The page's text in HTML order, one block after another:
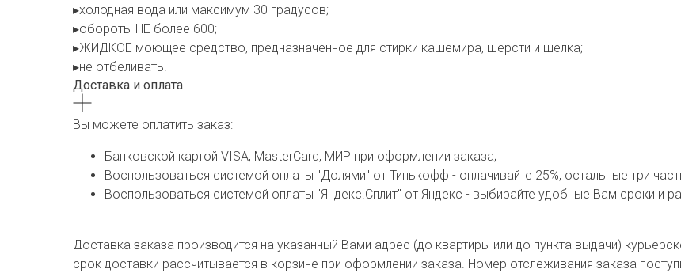
▸холодная вода или максимум 30 градусов;
▸обороты НЕ более 600;
▸ЖИДКОЕ моющее средство, предназначенное для стирки кашемира, шерсти и шелка;
▸не отбеливать.
Доставка и оплата
Вы можете оплатить заказ:
Банковской картой VISA, MasterCard, МИР при оформлении заказа;
Воспользоваться системой оплаты "Долями" от Тинькофф - оплачивайте 25%, остальные три
Воспользоваться системой оплаты "Яндекс.Сплит" от Яндекс - выбирайте удобные Вам сроки и
Доставка заказа производится на указанный Вами адрес (до квартиры или до пункта выдачи)
срок доставки рассчитывается в корзине при оформлении заказа. Номер отслеживания заказа